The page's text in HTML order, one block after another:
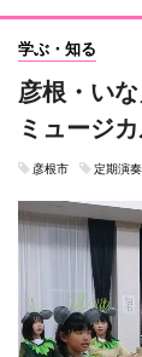
学ぶ・知る
彦根・い
ミュージ
彦根市 定期演